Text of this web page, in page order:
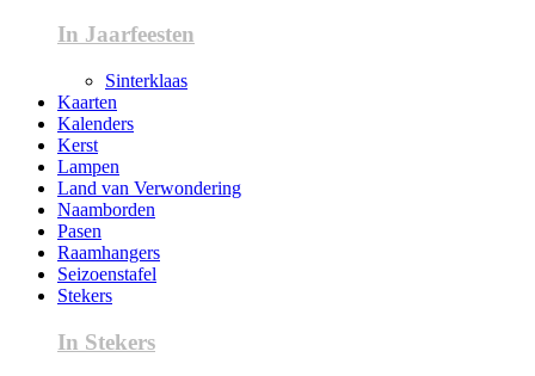
In Jaarfeesten
Sinterklaas
Kaarten
Kalenders
Kerst
Lampen
Land van Verwondering
Naamborden
Pasen
Raamhangers
Seizoenstafel
Stekers
In Stekers